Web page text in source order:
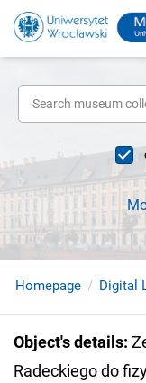
Homepage Digital
Object's details:
Radeckiego do